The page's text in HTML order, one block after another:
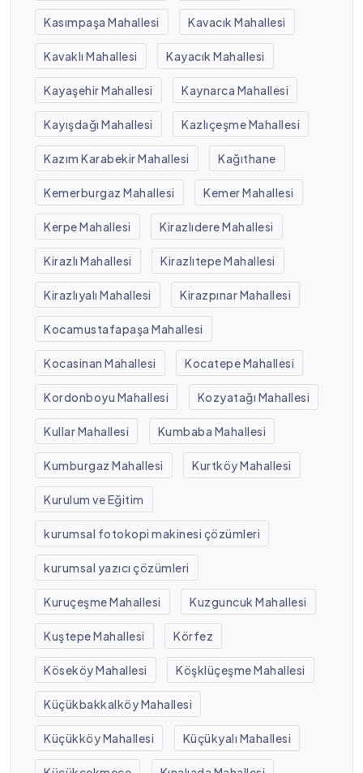
Kasımpaşa Mahallesi Kavacık Mahallesi
Kavaklı Mahallesi Kayacık Mahallesi
Kayaşehir Mahallesi Kaynarca Mahallesi
Kayışdağı Mahallesi Kazlıçeşme Mahallesi
Kazım Karabekir Mahallesi Kağıthane
Kemerburgaz Mahallesi Kemer Mahallesi
Kerpe Mahallesi Kirazlıdere Mahallesi
Kirazlı Mahallesi Kirazlıtepe Mahallesi
Kirazlıyalı Mahallesi Kirazpınar Mahallesi
Kocamustafapaşa Mahallesi
Kocasinan Mahallesi Kocatepe Mahallesi
Kordonboyu Mahallesi Kozyatağı Mahallesi
Kullar Mahallesi Kumbaba Mahallesi
Kumburgaz Mahallesi Kurtköy Mahallesi
Kurulum ve Eğitim
kurumsal fotokopi makinesi çözümleri
kurumsal yazıcı çözümleri
Kuruçeşme Mahallesi Kuzguncuk Mahallesi
Kuştepe Mahallesi Körfez
Köseköy Mahallesi Köşklüçeşme Mahallesi
Küçükbakkalköy Mahallesi
Küçükköy Mahallesi Küçükyalı Mahallesi